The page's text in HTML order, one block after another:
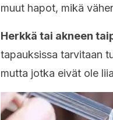
muut hapot, mikä
Herkkä tai akneen
tapauksissa tarvitaan
mutta jotka eivät ole